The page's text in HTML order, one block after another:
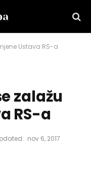
Ustava RS-a
zalažu
RS-a
nov 6, 2017